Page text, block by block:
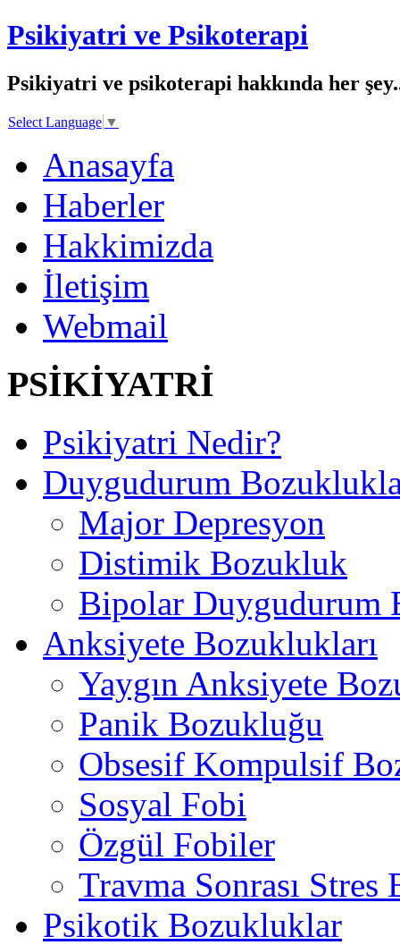
Psikiyatri ve Psikoterapi
Psikiyatri ve psikoterapi hakkında her
Select Language ▼
Anasayfa
Haberler
Hakkimizda
İletişim
Webmail
PSİKİYATRİ
Psikiyatri Nedir?
Duygudurum
Major Depresyon
Distimik Bozukluk
Bipolar Duygudurum
Anksiyete Bozuklukları
Yaygın Anksiyete
Panik Bozukluğu
Obsesif Kompulsif
Sosyal Fobi
Özgül Fobiler
Travma Sonrası Stres
Psikotik Bozukluklar